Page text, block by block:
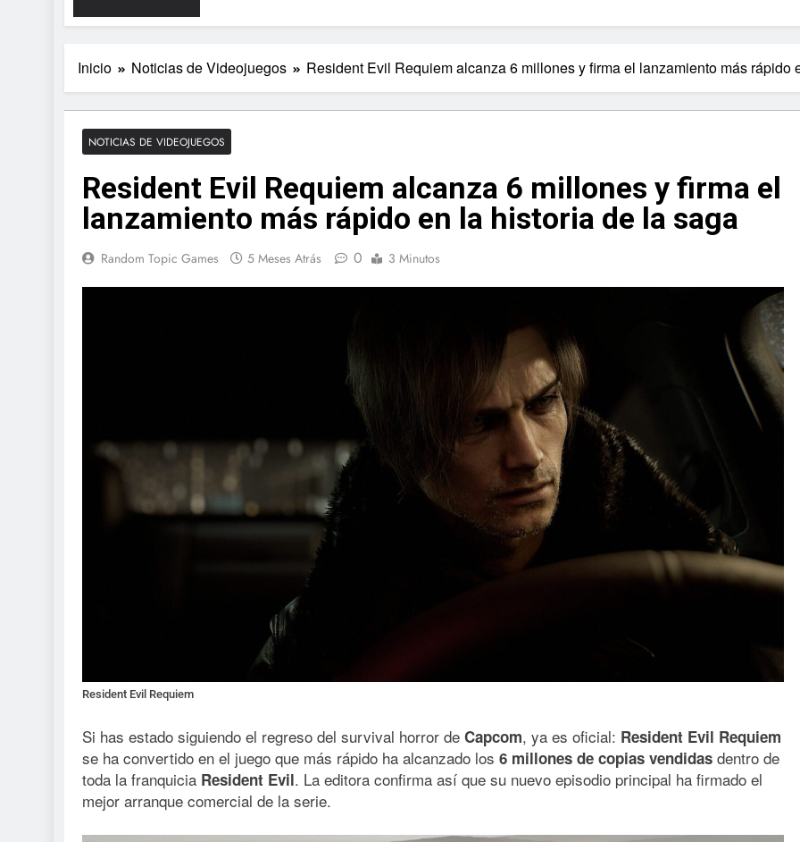
Inicio Noticias de Videojuegos Resident Evil Requiem alcanza 6 millones y firma el lanzamiento más rápido
NOTICIAS DE VIDEOJUEGOS
Resident Evil Requiem alcanza 6 millones y firma el
lanzamiento más rápido en la historia de la saga
Random Topic Games 5 Meses Atrás 0 3 Minutos
Resident Evil Requiem
Si has estado siguiendo el regreso del survival horror de Capcom, ya es oficial: Resident Evil Requiem
se ha convertido en el juego que más rápido ha alcanzado los 6 millones de copias vendidas dentro de
toda la franquicia Resident Evil. La editora confirma así que su nuevo episodio principal ha firmado el
mejor arranque comercial de la serie.